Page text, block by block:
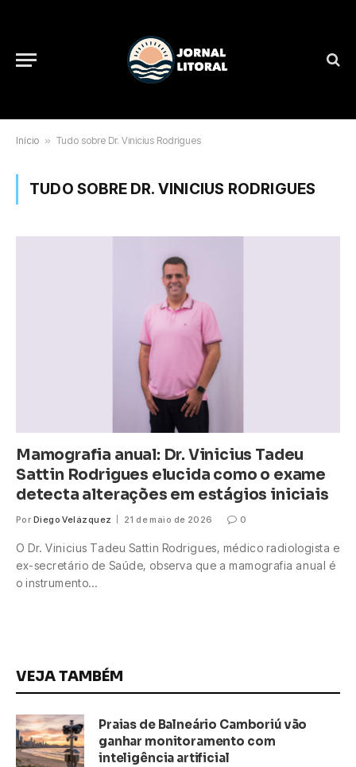
Início » Tudo sobre Dr. Vinicius Rodrigues
TUDO SOBRE DR. VINICIUS RODRIGUES
Mamografia anual: Dr. Vinicius Tadeu
Sattin Rodrigues elucida como o exame
detecta alterações em estágios iniciais
Por Diego Velázquez 21 de maio de 2026 0
O Dr. Vinicius Tadeu Sattin Rodrigues, médico radiologista e
ex-secretário de Saúde, observa que a mamografia anual é
o instrumento…
VEJA TAMBÉM
Praias de Balneário Camboriú vão
ganhar monitoramento com
inteligência artificial